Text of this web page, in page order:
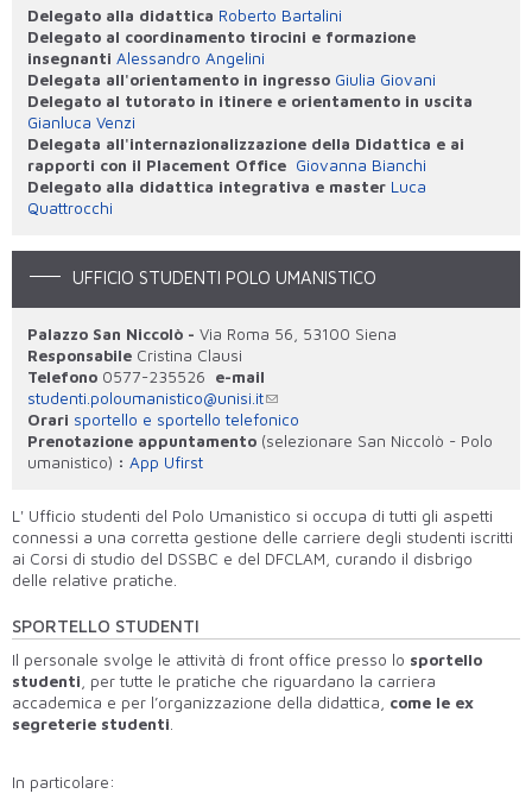
Delegato alla didattica Roberto Bartalini
Delegato al coordinamento tirocini e formazione
insegnantiAlessandro Angelini
Delegata all'orientamento in ingresso Giulia Giovani
Delegato al tutorato in itinere e orientamento in uscita
Gianluca Venzi
Delegata all'internazionalizzazione della Didattica e ai
rapporti con il Placement Office Giovanna Bianchi
Delegato alla didattica integrativa e master Luca
Quattrocchi
UFFICIO STUDENTI POLO UMANISTICO
Palazzo San Niccolò -Via Roma 56, 53100 Siena
Responsabile Cristina Clausi
Telefono 0577-235526 e-mail
studenti.poloumanistico@unisi.it
Orari sportello e sportello telefonico
Prenotazione appuntamento (selezionare San Niccolò - Polo
umanistico) :App Ufirst
L' Ufficio studenti del Polo Umanistico si occupa di tutti gli aspetti
connessi a una corretta gestione delle carriere degli studenti iscritti
ai Corsi di studio del DSSBC e del DFCLAM, curando il disbrigo
delle relative pratiche.
SPORTELLO STUDENTI
Il personale svolge le attività di front office presso lo sportello
studenti , per tutte le pratiche che riguardano la carriera
accademica e per l’organizzazione della didattica, come le ex
segreterie studenti
In particolare: